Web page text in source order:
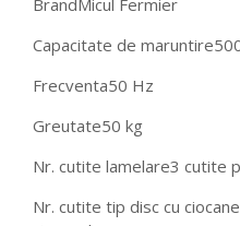
BrandMicul Fermier
Capacitate de maruntire
Frecventa50 Hz
Greutate50 kg
Nr. cutite lamelare3 cutite
Nr. cutite tip disc cu